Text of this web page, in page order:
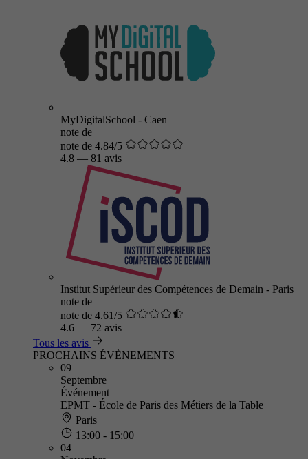
MyDigitalSchool - Caen
note de
note de 4.84/5
4.8 — 81 avis
Institut Supérieur des Compétences de Demain - Paris
note de
note de 4.61/5
4.6 — 72 avis
Tous les avis
PROCHAINS ÉVÈNEMENTS
09
Septembre
Événement
EPMT - École de Paris des Métiers de la Table
Paris
13:00 - 15:00
04